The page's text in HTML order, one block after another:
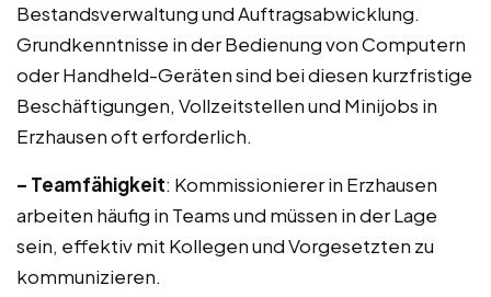
Bestandsverwaltung und Auftragsabwicklung.
Grundkenntnisse in der Bedienung von Computern
oder Handheld-Geräten sind bei diesen kurzfristige
Beschäftigungen, Vollzeitstellen und Minijobs in
Erzhausen oft erforderlich.
– Teamfähigkeit: Kommissionierer in Erzhausen
arbeiten häufig in Teams und müssen in der Lage
sein, effektiv mit Kollegen und Vorgesetzten zu
kommunizieren.